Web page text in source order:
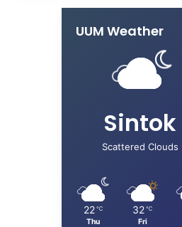
UUM Weather
Sintok
Scattered Clouds
22 ℃
Thu
32 ℃
Fri